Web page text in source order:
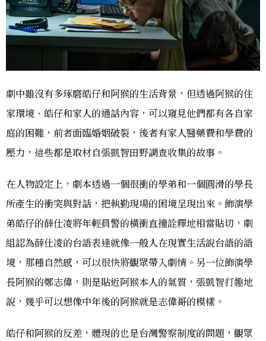
劇中雖沒有多琢磨皓仔和阿猴的生活背景，但透過阿猴的住
家環境、皓仔和家人的通話內容，可以窺見他們都有各自家
庭的困難，前者面臨婚姻破裂，後者有家人醫藥費和學費的
壓力，這些都是取材自張凱智田野調查收集的故事。
在人物設定上，劇本透過一個很衝的學弟和一個圓滑的學長
所產生的衝突與對話，把執勤現場的困境呈現出來。飾演學
弟皓仔的薛仕凌將年輕員警的橫衝直撞詮釋地相當貼切，劇
組認為薛仕凌的台語表達就像一般人在現實生活說台語的語
境，那種自然感，可以很快將觀眾帶入劇情。另一位飾演學
長阿猴的鄭志偉，則是貼近阿猴本人的氣質，張凱智打趣地
說，幾乎可以想像中年後的阿猴就是志偉哥的模樣。
皓仔和阿猴的反差，體現的也是台灣警察制度的問題，觀眾